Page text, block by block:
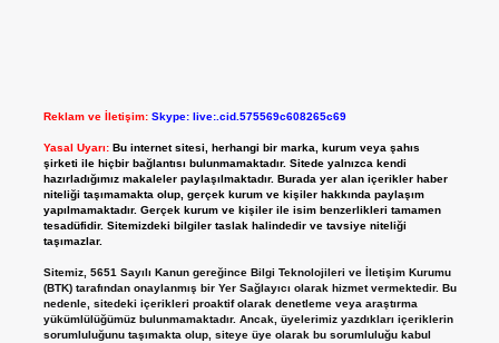
Reklam ve İletişim: Skype: live:.cid.575569c608265c69
Yasal Uyarı: Bu internet sitesi, herhangi bir marka, kurum veya şahıs
şirketi ile hiçbir bağlantısı bulunmamaktadır. Sitede yalnızca kendi
hazırladığımız makaleler paylaşılmaktadır. Burada yer alan içerikler haber
niteliği taşımamakta olup, gerçek kurum ve kişiler hakkında paylaşım
yapılmamaktadır. Gerçek kurum ve kişiler ile isim benzerlikleri tamamen
tesadüfidir. Sitemizdeki bilgiler taslak halindedir ve tavsiye niteliği
taşımazlar.
Sitemiz, 5651 Sayılı Kanun gereğince Bilgi Teknolojileri ve İletişim Kurumu
(BTK) tarafından onaylanmış bir Yer Sağlayıcı olarak hizmet vermektedir. Bu
nedenle, sitedeki içerikleri proaktif olarak denetleme veya araştırma
yükümlülüğümüz bulunmamaktadır. Ancak, üyelerimiz yazdıkları içeriklerin
sorumluluğunu taşımakta olup, siteye üye olarak bu sorumluluğu kabul